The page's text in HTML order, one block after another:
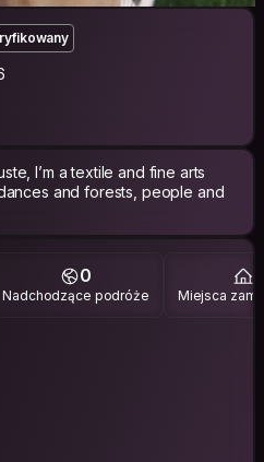
I’m a textile and fine arts
and forests, people and
0
Nadchodzące podróże Miejsca